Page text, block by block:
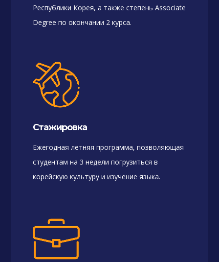
Республики Корея, а также степень Associate
Degree по окончании 2 курса.
Стажировка
Ежегодная летняя программа, позволяющая
студентам на 3 недели погрузиться в
корейскую культуру и изучение языка.